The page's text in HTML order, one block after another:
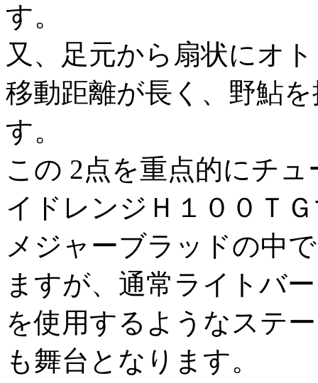
す。
又、足元から扇状にオ
移動距離が長く、野鮎
す。
この 2点を重点的にチ
イドレンジＨ１００Ｔ
メジャーブラッドの中
ますが、通常ライトバ
を使用するようなステ
も舞台となります。